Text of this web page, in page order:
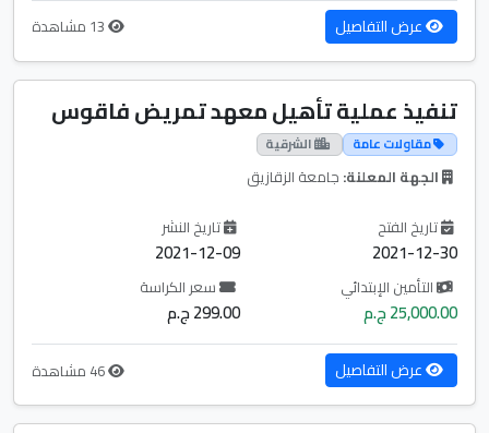
عرض التفاصيل
تنفيذ عملية تأهيل معهد تمريض فاقوس
مقاولات عامة الشرقية
الجهة المعلنة: جامعة الزقازيق
تاريخ الفتح
2021-12-30
تاريخ النشر
2021-12-09
التأمين الإبتدائي
25,000.00 ج.م
سعر الكراسة
299.00 ج.م
عرض التفاصيل